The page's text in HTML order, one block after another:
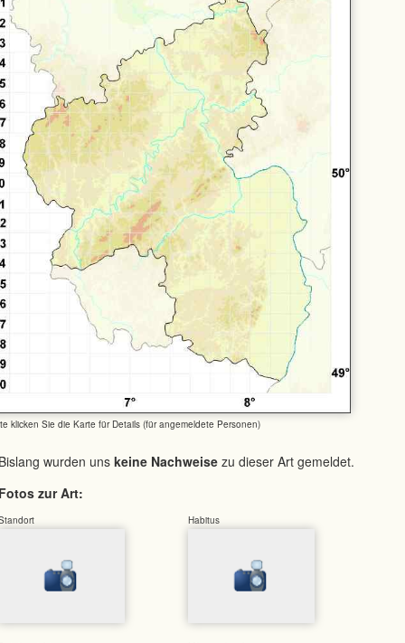
klicken Sie die Karte für Details (für angemeldete Personen)
wurden uns keine Nachweise zu dieser Art gemeldet.
zur Art:
Habitus